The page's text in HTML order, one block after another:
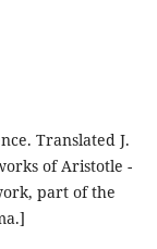
Translated J.
of Aristotle -
part of the